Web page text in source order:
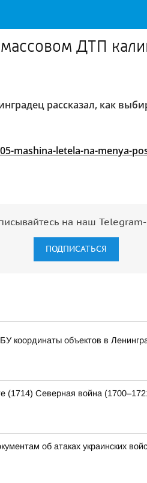
ДТП
рассказал, как
mashina-letela-na-menya-
на наш Telegram-
ПОДПИСАТЬСЯ
объектов в
(1714) Северная война
об атаках украинских